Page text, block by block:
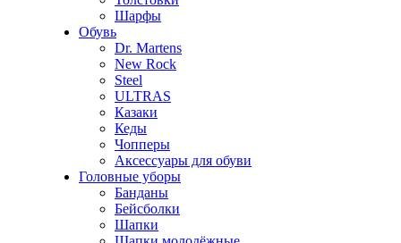
Шарфы
Обувь
Dr. Martens
New Rock
Steel
ULTRAS
Казаки
Кеды
Чопперы
Аксессуары для обуви
Головные уборы
Банданы
Бейсболки
Шапки